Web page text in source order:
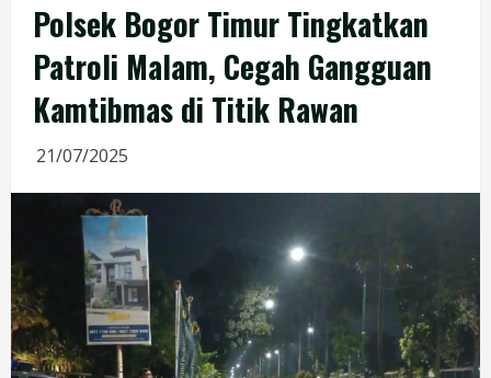
Polsek Bogor Timur Tingkatkan
Patroli Malam, Cegah Gangguan
Kamtibmas di Titik Rawan
21/07/2025